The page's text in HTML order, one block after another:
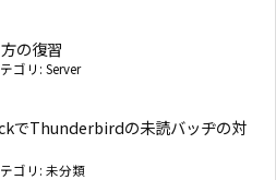
の復習
ゴリ: Server
でThunderbirdの未読バッヂの対
ゴリ: 未分類